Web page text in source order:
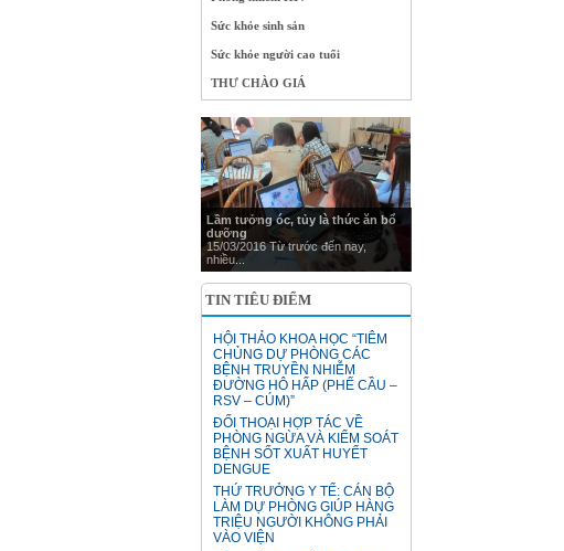
Sức khỏe sinh sản
Sức khỏe người cao tuổi
THƯ CHÀO GIÁ
Lầm tưởng óc, tủy là thức ăn bổ
dưỡng
15/03/2016 Từ trước đến nay,
nhiều...
TIN TIÊU ĐIỂM
HỘI THẢO KHOA HỌC “TIÊM
CHỦNG DỰ PHÒNG CÁC
BỆNH TRUYỀN NHIỄM
ĐƯỜNG HÔ HẤP (PHẾ CẦU –
RSV – CÚM)”
ĐỐI THOẠI HỢP TÁC VỀ
PHÒNG NGỪA VÀ KIỂM SOÁT
BỆNH SỐT XUẤT HUYẾT
DENGUE
THỨ TRƯỞNG Y TẾ: CÁN BỘ
LÀM DỰ PHÒNG GIÚP HÀNG
TRIỆU NGƯỜI KHÔNG PHẢI
VÀO VIỆN